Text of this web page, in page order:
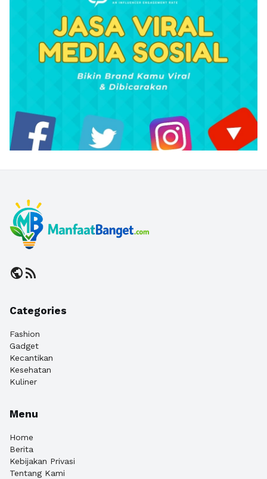
publicrss_feed
Categories
Fashion
Gadget
Kecantikan
Kesehatan
Kuliner
Menu
Home
Berita
Kebijakan Privasi
Tentang Kami